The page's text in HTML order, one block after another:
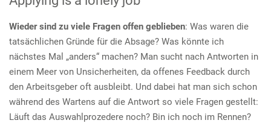
Wieder sind zu viele Fragen offen geblieben: Was waren die
tatsächlichen Gründe für die Absage? Was könnte ich
nächstes Mal „anders“ machen? Man sucht nach Antworten in
einem Meer von Unsicherheiten, da offenes Feedback durch
den Arbeitsgeber oft ausbleibt. Und dabei hat man sich schon
während des Wartens auf die Antwort so viele Fragen gestellt:
Läuft das Auswahlprozedere noch? Bin ich noch im Rennen?